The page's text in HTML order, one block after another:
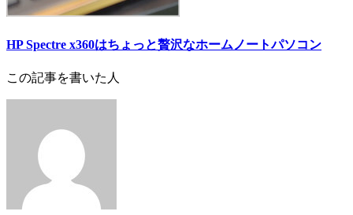
HP Spectre x360はちょっと贅沢なホームノートパソコン
この記事を書いた人